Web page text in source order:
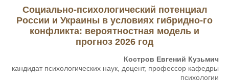
Социально-психологический потенциал
России и Украины в условиях гибридно-го
конфликта: вероятностная модель и
прогноз 2026 год
Костров Евгений Кузьмич
кандидат психологических наук, доцент, профессор кафедры
психологии